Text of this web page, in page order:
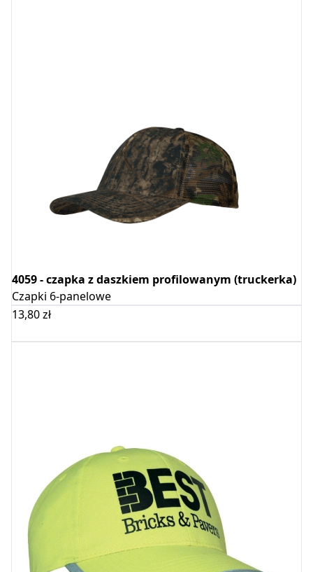
4059 - czapka z daszkiem profilowanym (truckerka)
Czapki 6-panelowe
13,80zł